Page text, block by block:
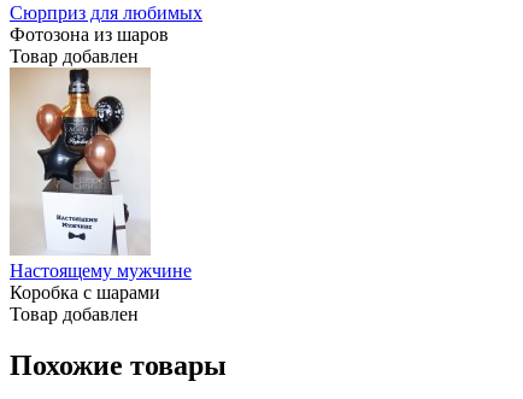
Сюрприз для любимых
Фотозона из шаров
Товар добавлен
Настоящему мужчине
Коробка с шарами
Товар добавлен
Похожие товары